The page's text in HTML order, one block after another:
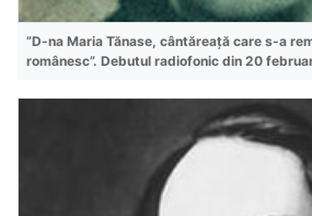
”D-na Maria Tănase, cântăreață care s-a
românesc”. Debutul radiofonic din 20